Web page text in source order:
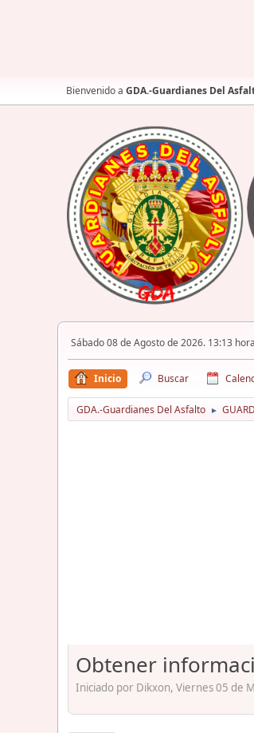
Bienvenido a GDA.-Guardianes Del
Sábado 08 de Agosto de 2026. 13:13
Inicio Buscar
GDA.-Guardianes Del Asfalto ►
Obtener
Iniciado por Dikxon, Viernes 05 de